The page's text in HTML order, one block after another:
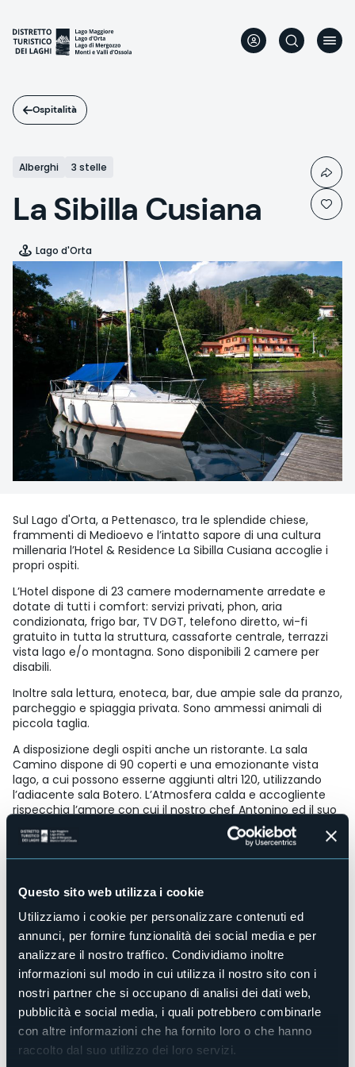
Questo sito web utilizza i cookie
Utilizziamo i cookie per personalizzare contenuti ed
annunci, per fornire funzionalità dei social media e per
analizzare il nostro traffico. Condividiamo inoltre
informazioni sul modo in cui utilizza il nostro sito con i
nostri partner che si occupano di analisi dei dati web,
pubblicità e social media, i quali potrebbero combinarle
con altre informazioni che ha fornito loro o che hanno
raccolto dal suo utilizzo dei loro servizi.
contenuto
principale
Ospitalità
Alberghi 3 stelle
La Sibilla Cusiana
Lago d'Orta
Sul Lago d'Orta, a Pettenasco, tra le splendide chiese,
frammenti di Medioevo e l’intatto sapore di una cultura
millenaria l’Hotel & Residence La Sibilla Cusiana accoglie i
propri ospiti.
L’Hotel dispone di 23 camere modernamente arredate e
dotate di tutti i comfort: servizi privati, phon, aria
condizionata, frigo bar, TV DGT, telefono diretto, wi-fi
gratuito in tutta la struttura, cassaforte centrale, terrazzi
vista lago e/o montagna. Sono disponibili 2 camere per
disabili.
Inoltre sala lettura, enoteca, bar, due ampie sale da pranzo,
parcheggio e spiaggia privata. Sono ammessi animali di
piccola taglia.
A disposizione degli ospiti anche un ristorante. La sala
Camino dispone di 90 coperti e una emozionante vista
lago, a cui possono esserne aggiunti altri 120, utilizzando
l’adiacente sala Botero. L’Atmosfera calda e accogliente
rispecchia l’amore con cui il nostro chef Antonino ed il suo
Staff preparano i piatti della cucina del nostro splendido
territorio, Italiana e Internazionale. Menù personalizzati per
ogni tipo di occasione.
Sì
Centro benessere
No
Sala congressi
Sì
Piscina
No
Animali ammessi
No
Camere